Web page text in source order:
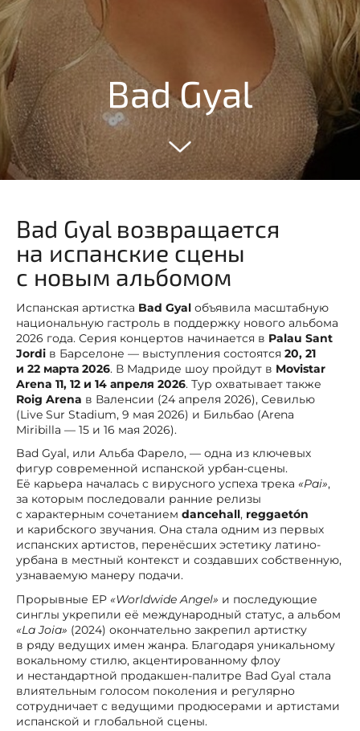
Bad Gyal
Bad Gyal возвращается
на испанские сцены
с новым альбомом
Испанская артистка Bad Gyal объявила масштабную
национальную гастроль в поддержку нового альбома
2026 года. Серия концертов начинается в Palau Sant
Jordi в Барселоне — выступления состоятся 20, 21
и 22 марта 2026. В Мадриде шоу пройдут в Movistar
Arena 11, 12 и 14 апреля 2026. Тур охватывает также
Roig Arena в Валенсии (24 апреля 2026), Севилью
(Live Sur Stadium, 9 мая 2026) и Бильбао (Arena
Miribilla — 15 и 16 мая 2026).
Bad Gyal, или Альба Фарело, — одна из ключевых
фигур современной испанской урбан-сцены.
Её карьера началась с вирусного успеха трека «Pai»,
за которым последовали ранние релизы
с характерным сочетанием dancehall, reggaetón
и карибского звучания. Она стала одним из первых
испанских артистов, перенёсших эстетику латино-
урбана в местный контекст и создавших собственную,
узнаваемую манеру подачи.
Прорывные EP «Worldwide Angel» и последующие
синглы укрепили её международный статус, а альбом
«La Joia» (2024) окончательно закрепил артистку
в ряду ведущих имен жанра. Благодаря уникальному
вокальному стилю, акцентированному флоу
и нестандартной продакшен-палитре Bad Gyal стала
влиятельным голосом поколения и регулярно
сотрудничает с ведущими продюсерами и артистами
испанской и глобальной сцены.